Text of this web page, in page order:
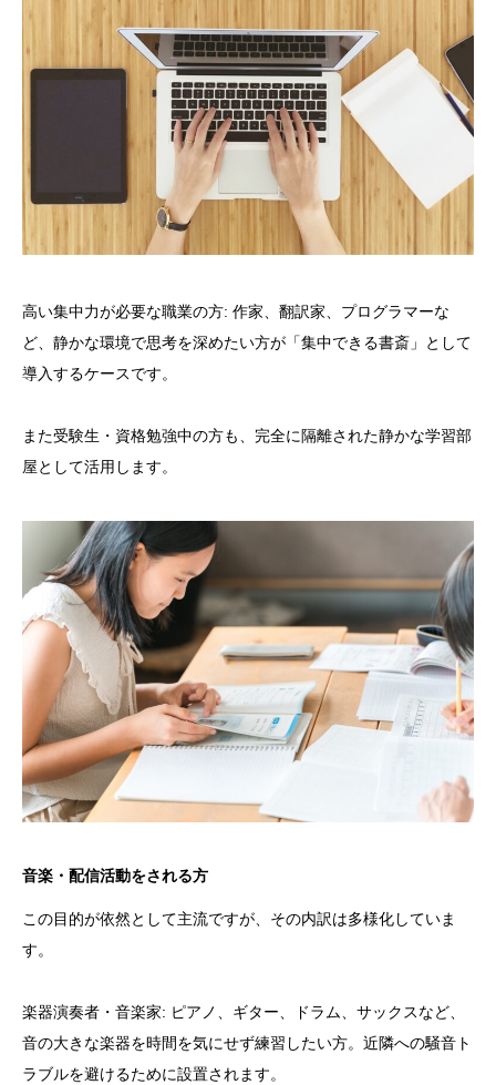
高い集中力が必要な職業の方: 作家、翻訳家、プログラマーな
ど、静かな環境で思考を深めたい方が「集中できる書斎」として
導入するケースです。
また受験生・資格勉強中の方も、完全に隔離された静かな学習部
屋として活用します。
音楽・配信活動をされる方
この目的が依然として主流ですが、その内訳は多様化していま
す。
楽器演奏者・音楽家: ピアノ、ギター、ドラム、サックスなど、
音の大きな楽器を時間を気にせず練習したい方。近隣への騒音ト
ラブルを避けるために設置されます。